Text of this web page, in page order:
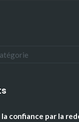
confiance par la